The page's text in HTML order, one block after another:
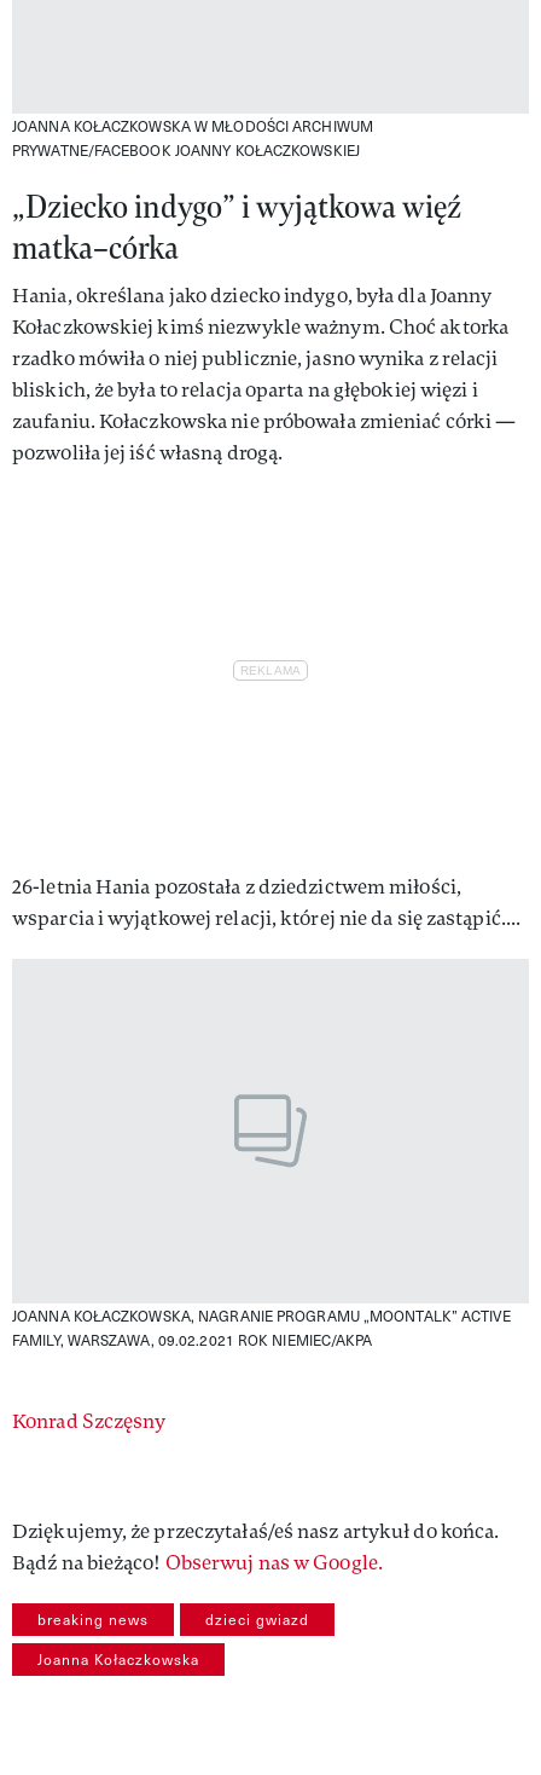
JOANNA KOŁACZKOWSKA W MŁODOŚCIARCHIWUM
PRYWATNE/FACEBOOK JOANNY KOŁACZKOWSKIEJ
„Dziecko indygo” i wyjątkowa więź
matka–córka
Hania, określana jako dziecko indygo, była dla Joanny
Kołaczkowskiej kimś niezwykle ważnym. Choć aktorka
rzadko mówiła o niej publicznie, jasno wynika z relacji
bliskich, że była to relacja oparta na głębokiej więzi i
zaufaniu. Kołaczkowska nie próbowała zmieniać córki —
pozwoliła jej iść własną drogą.
26-letnia Hania pozostała z dziedzictwem miłości,
wsparcia i wyjątkowej relacji, której nie da się zastąpić....
JOANNA KOŁACZKOWSKA, NAGRANIE PROGRAMU „MOONTALK” ACTIVE
FAMILY, WARSZAWA, 09.02.2021 ROK NIEMIEC/AKPA
Authors
Konrad Szczęsny
Dziękujemy, że przeczytałaś/eś nasz artykuł do końca.
Bądź na bieżąco! Obserwuj nas w Google.
breaking news dzieci gwiazd
Joanna Kołaczkowska